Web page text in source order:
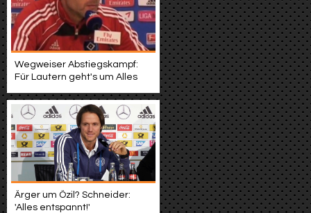
Wegweiser Abstiegskampf:
Für Lautern geht's um Alles
Ärger um Özil? Schneider:
'Alles entspannt!'